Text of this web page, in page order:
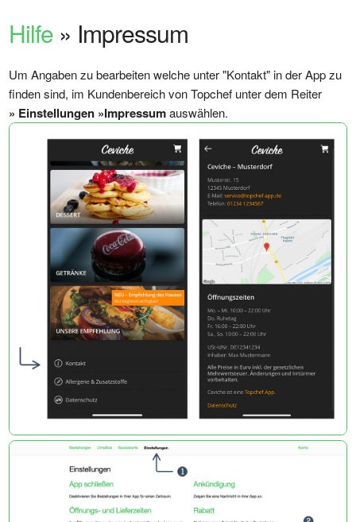
Hilfe » Impressum
Um Angaben zu bearbeiten welche unter "Kontakt" in der App zu
finden sind, im Kundenbereich von Topchef unter dem Reiter
» Einstellungen »Impressumauswählen.